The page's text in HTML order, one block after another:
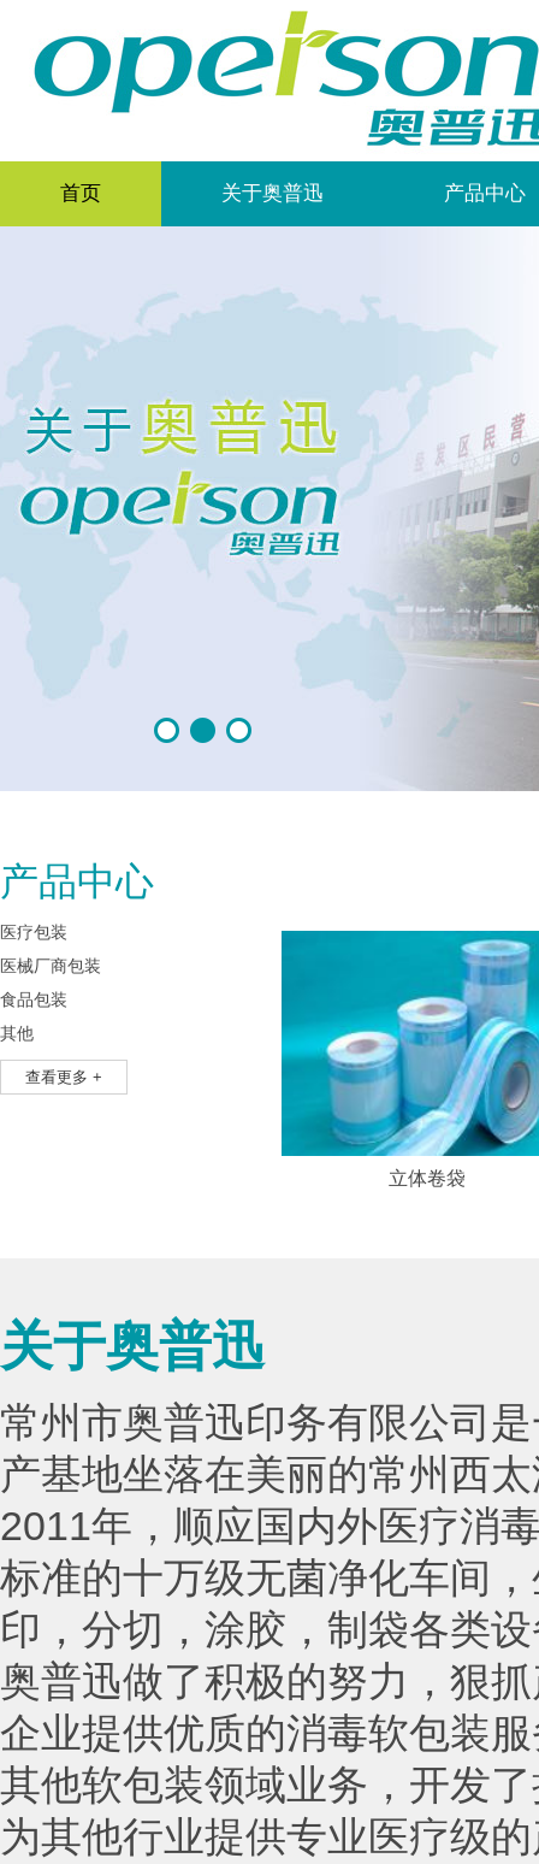
首页 关于奥普迅 产品中心
产品中心
医疗包装
医械厂商包装
食品包装
其他
查看更多 +
立体卷袋
关于奥普迅
常州市奥普迅印务有限公司
产基地坐落在美丽的常州西
2011年，顺应国内外医疗消
标准的十万级无菌净化车间
印，分切，涂胶，制袋各类
奥普迅做了积极的努力，狠
企业提供优质的消毒软包装
其他软包装领域业务，开发
为其他行业提供专业医疗级